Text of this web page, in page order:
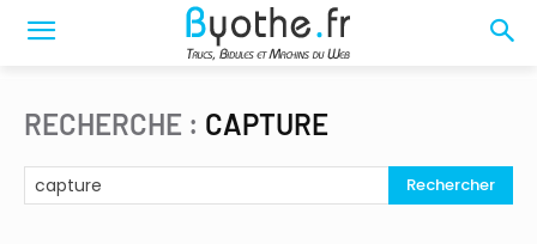
RECHERCHE : CAPTURE
Rechercher